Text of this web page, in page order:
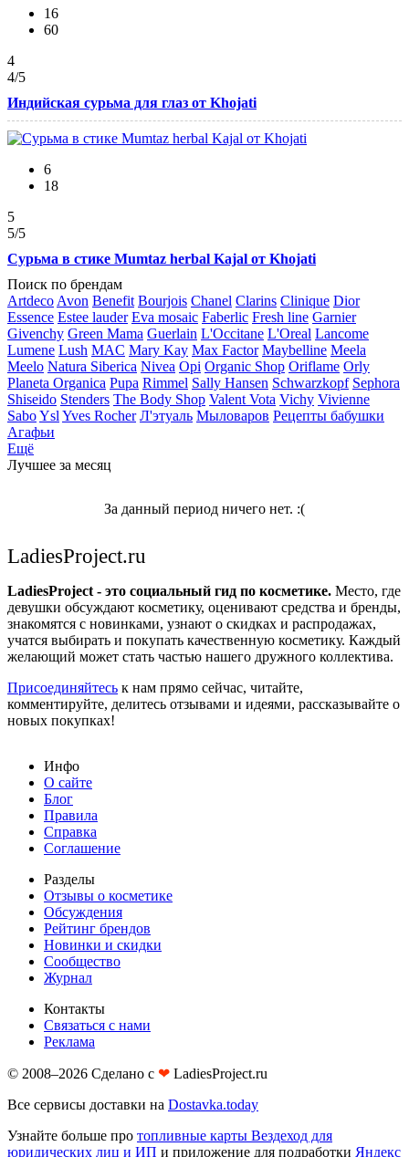
16
60
4
4/5
Индийская сурьма для глаз от Khojati
6
18
5
5/5
Сурьма в стике Mumtaz herbal Kajal от Khojati
Поиск по брендам
Artdeco Avon Benefit Bourjois Chanel Clarins Clinique Dior
Essence Estee lauder Eva mosaic Faberlic Fresh line Garnier
Givenchy Green Mama Guerlain L'Occitane L'Oreal Lancome
Lumene Lush MAC Mary Kay Max Factor Maybelline Meela
Meelo Natura Siberica Nivea Opi Organic Shop Oriflame Orly
Planeta Organica Pupa Rimmel Sally Hansen Schwarzkopf Sephora
Shiseido Stenders The Body Shop Valent Vota Vichy Vivienne
SaboYsl Yves Rocher Л'этуаль Мыловаров Рецепты бабушки
Агафьи
Ещё
Лучшее за месяц
За данный период ничего нет. :(
LadiesProject.ru
LadiesProject - это социальный гид по косметике. Место, где
девушки обсуждают косметику, оценивают средства и бренды,
знакомятся с новинками, узнают о скидках и распродажах,
учатся выбирать и покупать качественную косметику. Каждый
желающий может стать частью нашего дружного коллектива.
Присоединяйтесь к нам прямо сейчас, читайте,
комментируйте, делитесь отзывами и идеями, рассказывайте о
новых покупках!
Инфо
О сайте
Блог
Правила
Справка
Соглашение
Разделы
Отзывы о косметике
Обсуждения
Рейтинг брендов
Новинки и скидки
Сообщество
Журнал
Контакты
Связаться с нами
Реклама
© 2008–2026 Сделано с ❤︎ LadiesProject.ru
Все сервисы доставки на Dostavka.today
Узнайте больше про топливные карты Вездеход для
юридических лиц и ИП и приложение для подработки Яндекс